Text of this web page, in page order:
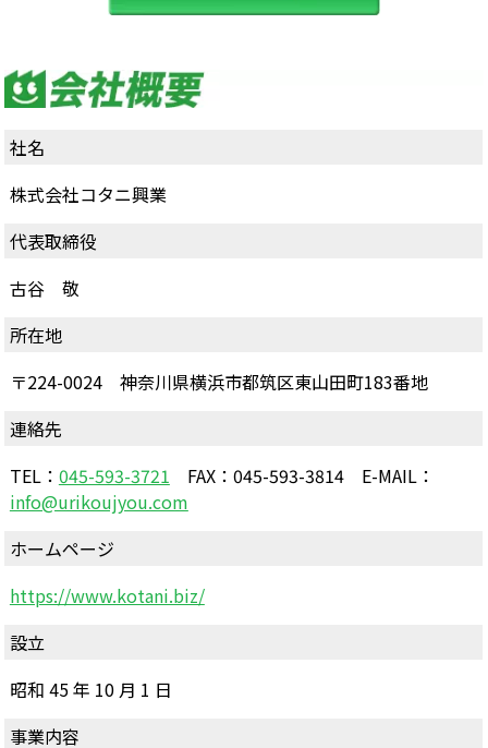
社名
株式会社コタニ興業
代表取締役
古谷 敬
所在地
〒224-0024 神奈川県横浜市都筑区東山田町183番地
連絡先
TEL： 045-593-3721 FAX：045-593-3814 E-MAIL：
info@urikoujyou.com
ホームページ
https://www.kotani.biz/
設立
昭和 45 年 10 月 1 日
事業内容